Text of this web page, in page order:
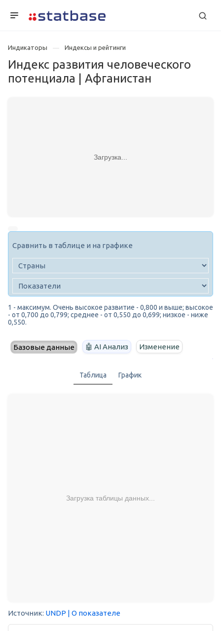
Индикаторы Индексы и рейтинги
Индекс развития человеческого
потенциала | Афганистан
Загрузка...
Сравнить в таблице и на графике
1 - максимум. Очень высокое развитие - 0,800 и выше; высокое
- от 0,700 до 0,799; среднее - от 0,550 до 0,699; низкое - ниже
0,550.
Базовые данные 🤖 AI Анализ Изменение
Таблица График
Загрузка таблицы данных...
Источник: UNDP | О показателе